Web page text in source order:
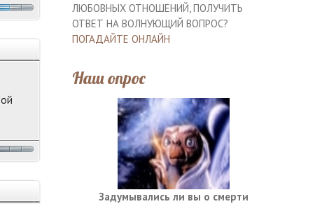
ЛЮБОВНЫХ ОТНОШЕНИЙ, ПОЛУЧИТЬ
ОТВЕТ НА ВОЛНУЮЩИЙ ВОПРОС?
ПОГАДАЙТЕ ОНЛАЙН
Наш опрос
Задумывались ли вы о смерти